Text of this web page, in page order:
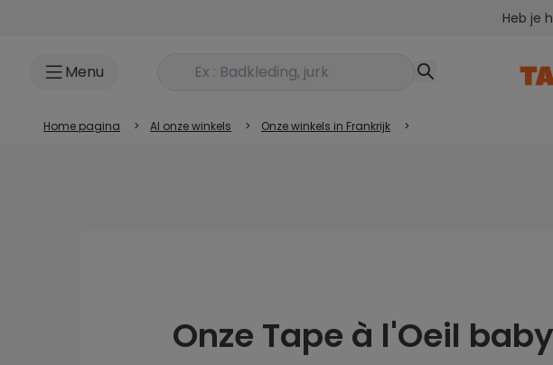
Heb je
Menu Rechercher un produit
Home pagina > Al onze winkels > Onze winkels in Frankrijk >
Onze Tape à l'Oeil